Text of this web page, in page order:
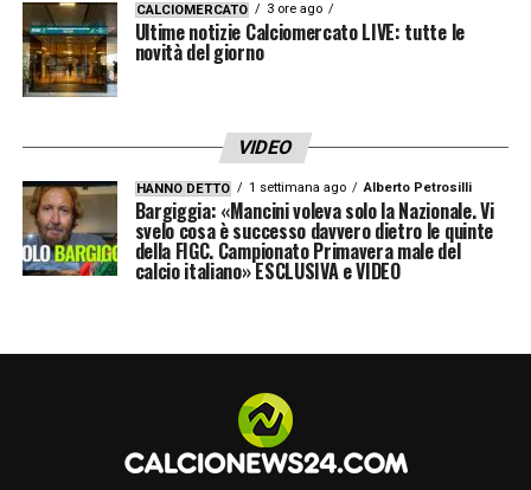
copertura capillare e contenuti sempre più
interattivi.
evoluzione, laSerie Asi conferma il motore
principale dello sport italiano, capace di unire
generazioni e appassionati, dentro e fuori dal
campo. Gli ascolti record dell’11ª giornata
LEGGI LE ULTIMISSIME DELLA SERIE A
CALCIOMERCATO 3 ore ago
Ultime notizie Calciomercato LIVE: tutte le
novità del giorno
VIDEO
HANNO DETTO 1 settimana ago Alberto Petrosilli
Bargiggia: «Mancini voleva solo la Nazionale. Vi
svelo cosa è successo davvero dietro le quinte
della FIGC. Campionato Primavera male del
calcio italiano» ESCLUSIVA e VIDEO